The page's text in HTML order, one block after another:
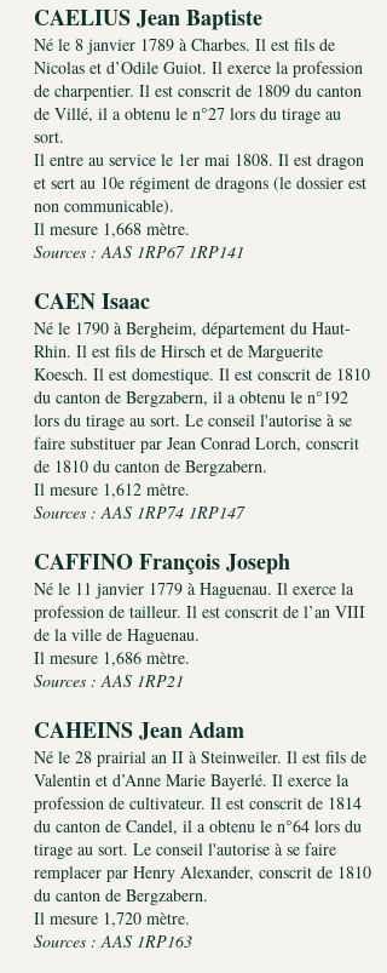
CAELIUS Jean Baptiste
Né le 8 janvier 1789 à Charbes. Il est fils de
Nicolas et d’Odile Guiot. Il exerce la profession
de charpentier. Il est conscrit de 1809 du canton
de Villé, il a obtenu le n°27 lors du tirage au
sort.
Il entre au service le 1er mai 1808. Il est dragon
et sert au 10e régiment de dragons (le dossier est
non communicable).
Il mesure 1,668 mètre.
Sources : AAS 1RP67 1RP141
CAEN Isaac
Né le 1790 à Bergheim, département du Haut-
Rhin. Il est fils de Hirsch et de Marguerite
Koesch. Il est domestique. Il est conscrit de 1810
du canton de Bergzabern, il a obtenu le n°192
lors du tirage au sort. Le conseil l'autorise à se
faire substituer par Jean Conrad Lorch, conscrit
de 1810 du canton de Bergzabern.
Il mesure 1,612 mètre.
Sources : AAS 1RP74 1RP147
CAFFINO François Joseph
Né le 11 janvier 1779 à Haguenau. Il exerce la
profession de tailleur. Il est conscrit de l’an VIII
de la ville de Haguenau.
Il mesure 1,686 mètre.
Sources : AAS 1RP21
CAHEINS Jean Adam
Né le 28 prairial an II à Steinweiler. Il est fils de
Valentin et d’Anne Marie Bayerlé. Il exerce la
profession de cultivateur. Il est conscrit de 1814
du canton de Candel, il a obtenu le n°64 lors du
tirage au sort. Le conseil l'autorise à se faire
remplacer par Henry Alexander, conscrit de 1810
du canton de Bergzabern.
Il mesure 1,720 mètre.
Sources : AAS 1RP163